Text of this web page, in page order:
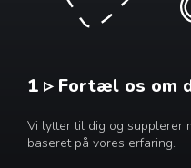
1 ▹ Fortæl os om
Vi lytter til dig og supplerer
baseret på vores erfaring.